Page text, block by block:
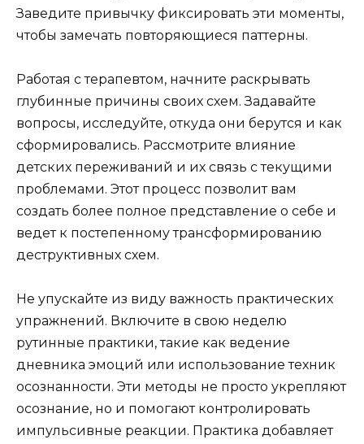
Заведите привычку фиксировать эти моменты,
чтобы замечать повторяющиеся паттерны.
Работая с терапевтом, начните раскрывать
глубинные причины своих схем. Задавайте
вопросы, исследуйте, откуда они берутся и как
сформировались. Рассмотрите влияние
детских переживаний и их связь с текущими
проблемами. Этот процесс позволит вам
создать более полное представление о себе и
ведет к постепенному трансформированию
деструктивных схем.
Не упускайте из виду важность практических
упражнений. Включите в свою неделю
рутинные практики, такие как ведение
дневника эмоций или использование техник
осознанности. Эти методы не просто укрепляют
осознание, но и помогают контролировать
импульсивные реакции. Практика добавляет